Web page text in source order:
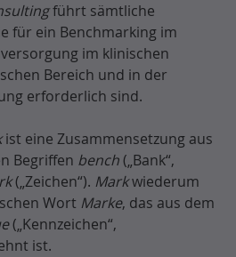
führt sämtliche
für ein Benchmarking im
im klinischen
Bereich und in der
erforderlich sind.
ist eine Zusammensetzung aus
Begriffen bench(„Bank“,
(„Zeichen“). Markwiederum
Wort Marke, das aus dem
(„Kennzeichen“,
ist.